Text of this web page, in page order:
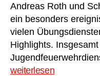
Andreas Roth und
ein besonders
vielen
Highlights.
weiterlesen